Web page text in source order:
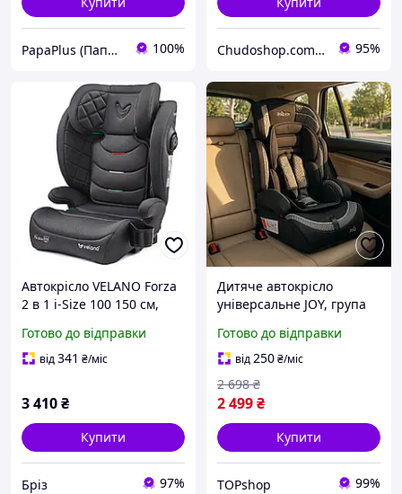
PapaPlus (Папа Плюс) 100% Chudoshop.com.ua 95%
Автокрісло VELANO Forza
2 в 1 i-Size 100 150 см,
Готово до відправки
від341 ₴/міс
3 410₴
Купити
Бріз 97%
Дитяче автокрісло
універсальне JOY, група
9 до 36 кг, регульоване
підголів'я, знімний чохол
Готово до відправки
від250₴/міс
2 499₴
2 698 ₴
Купити
TOPshop 99%